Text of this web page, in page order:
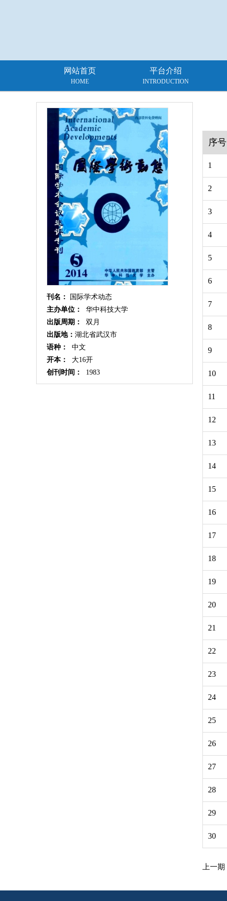
网站首页
HOME
平台介绍
INTRODUCTION
刊名：
国际学术动态
主办单位：
华中科技大学
出版周期：
双月
出版地： 湖北省武汉市
语种：
中文
开本：
大16开
创刊时间：
1983
序号
1
2
3
4
5
6
7
8
9
10
11
12
13
14
15
16
17
18
19
20
21
22
23
24
25
26
27
28
29
30
上一期